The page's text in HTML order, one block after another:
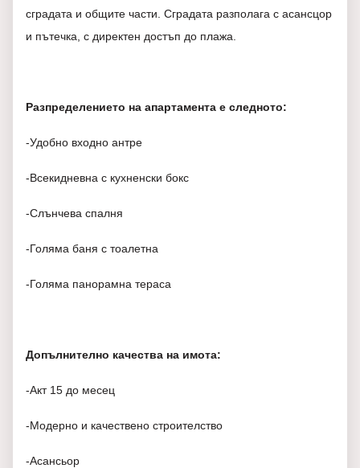
сградата и общите части. Сградата разполага с асансцор
и пътечка, с директен достъп до плажа.
Разпределението на апартамента е следното:
-Удобно входно антре
-Всекидневна с кухненски бокс
-Слънчева спалня
-Голяма баня с тоалетна
-Голяма панорамна тераса
Допълнително качества на имота:
-Акт 15 до месец
-Модерно и качествено строителство
-Асансьор